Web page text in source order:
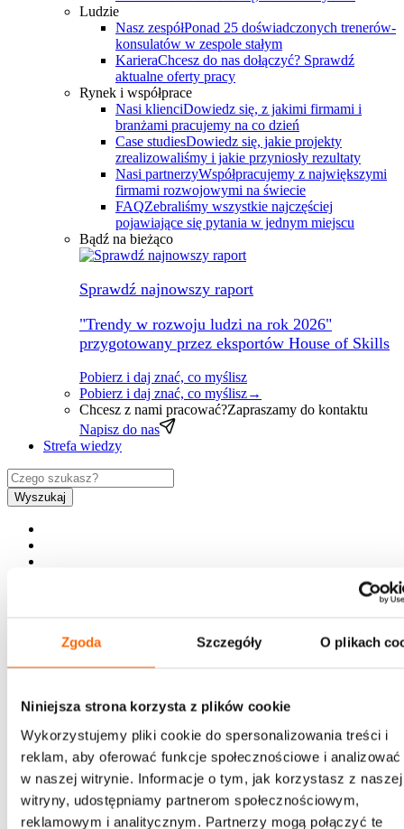
Zgoda Szczegóły O plikach
Niniejsza strona korzysta z plików cookie
Wykorzystujemy pliki cookie do spersonalizowania treści i
reklam, aby oferować funkcje społecznościowe i
w naszej witrynie. Informacje o tym, jak korzystasz z naszej
witryny, udostępniamy partnerom społecznościowym,
reklamowym i analitycznym. Partnerzy mogą połączyć te
Ludzie
Nasz zespółPonad 25 doświadczonych trenerów-
konsulatów w zespole stałym
KarieraChcesz do nas dołączyć? Sprawdź
aktualne oferty pracy
Rynek i współprace
Nasi klienciDowiedz się, z jakimi firmami i
branżami pracujemy na co dzień
Case studiesDowiedz się, jakie projekty
zrealizowaliśmy i jakie przyniosły rezultaty
Nasi partnerzyWspółpracujemy z największymi
firmami rozwojowymi na świecie
FAQZebraliśmy wszystkie najczęściej
pojawiające się pytania w jednym miejscu
Bądź na bieżąco
Sprawdź najnowszy raport
"Trendy w rozwoju ludzi na rok 2026"
przygotowany przez eksportów House of Skills
Pobierz i daj znać, co myślisz
Pobierz i daj znać, co myślisz→
Chcesz z nami pracować?Zapraszamy do kontaktu
Napisz do nas
Strefa wiedzy
Wyszukaj
EN
Chcesz jako pierwszy otrzymywać ciekawe treści z
zakresu rozwoju, zaproszenia na bezpłatne webinary,
informacje o szkoleniach i promocjach House of
Skills?
Bądź na bieżąco - zapisz się!